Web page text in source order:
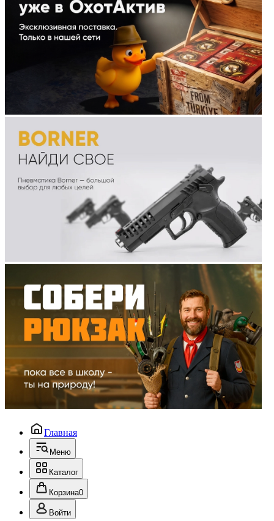
Главная
Меню
Каталог
Корзина0
Войти